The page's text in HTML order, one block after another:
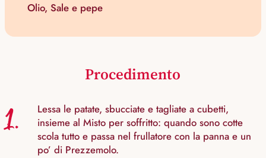
Olio, Sale e pepe
Procedimento
1.
Lessa le patate, sbucciate e tagliate a cubetti,
insieme al Misto per soffritto: quando sono cotte
scola tutto e passa nel frullatore con la panna e un
po’ di Prezzemolo.